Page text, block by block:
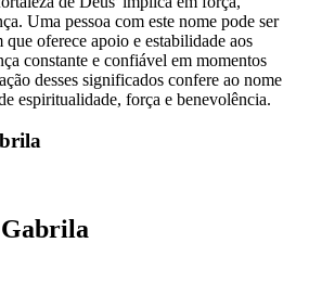
Uma pessoa com este nome pode ser
oferece apoio e estabilidade aos
constante e confiável em momentos
desses significados confere ao nome
espiritualidade, força e benevolência.